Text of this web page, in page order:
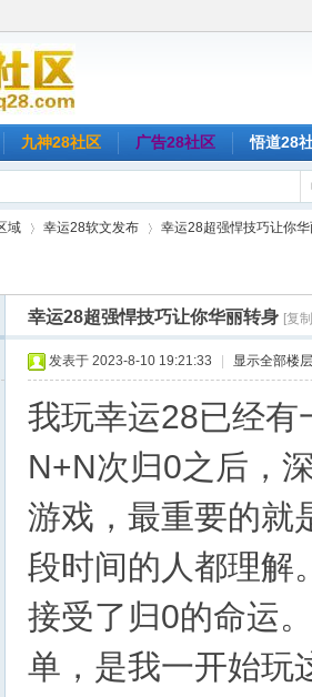
九神28社区 广告28社区 悟道28
域 幸运28软文发布
›
幸运28超强悍技巧让你
幸运28超强悍技巧让你华丽转身 [复
发表于 2023-8-10 19:21:33 显示全部楼层
我玩幸运28已经有
N+N次归0之后，
游戏，最重要的就
段时间的人都理解
接受了归0的命运
单，是我一开始玩